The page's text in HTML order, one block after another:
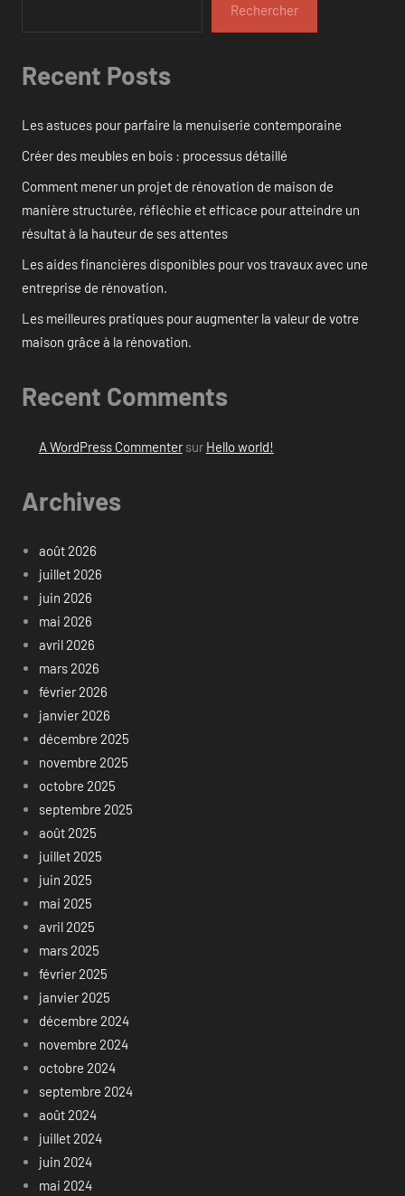
Rechercher
Recent Posts
Les astuces pour parfaire la menuiserie contemporaine
Créer des meubles en bois : processus détaillé
Comment mener un projet de rénovation de maison de
manière structurée, réfléchie et efficace pour atteindre un
résultat à la hauteur de ses attentes
Les aides financières disponibles pour vos travaux avec une
entreprise de rénovation.
Les meilleures pratiques pour augmenter la valeur de votre
maison grâce à la rénovation.
Recent Comments
A WordPress Commentersur Hello world!
Archives
août 2026
juillet 2026
juin 2026
mai 2026
avril 2026
mars 2026
février 2026
janvier 2026
décembre 2025
novembre 2025
octobre 2025
septembre 2025
août 2025
juillet 2025
juin 2025
mai 2025
avril 2025
mars 2025
février 2025
janvier 2025
décembre 2024
novembre 2024
octobre 2024
septembre 2024
août 2024
juillet 2024
juin 2024
mai 2024